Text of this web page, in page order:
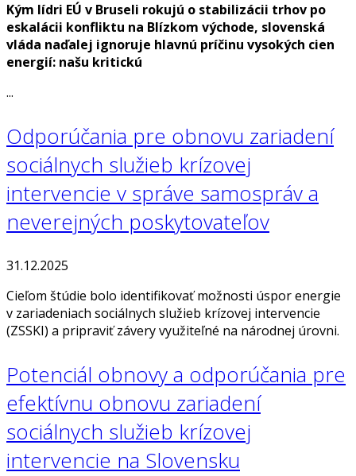
Kým lídri EÚ v Bruseli rokujú o stabilizácii trhov po
eskalácii konfliktu na Blízkom východe, slovenská
vláda naďalej ignoruje hlavnú príčinu vysokých cien
energií: našu kritickú
...
Odporúčania pre obnovu zariadení
sociálnych služieb krízovej
intervencie v správe samospráv a
neverejných poskytovateľov
31.12.2025
Cieľom štúdie bolo identifikovať možnosti úspor energie
v zariadeniach sociálnych služieb krízovej intervencie
(ZSSKI) a pripraviť závery využiteľné na národnej úrovni.
Potenciál obnovy a odporúčania pre
efektívnu obnovu zariadení
sociálnych služieb krízovej
intervencie na Slovensku